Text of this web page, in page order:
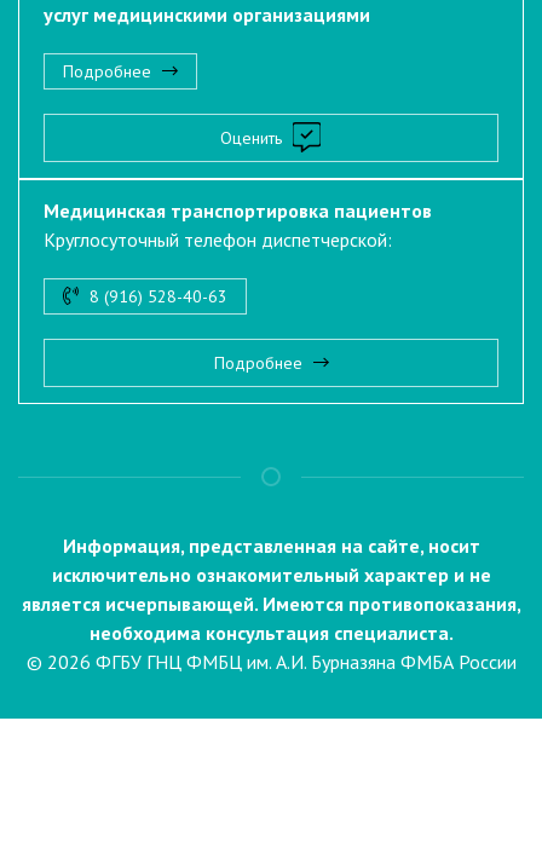
услуг медицинскими организациями
Подробнее
Оценить
Медицинская транспортировка пациентов
Круглосуточный телефон диспетчерской:
8 (916) 528-40-63
Подробнее
Информация, представленная на сайте, носит
исключительно ознакомительный характер и не
является исчерпывающей. Имеются противопоказания,
необходима консультация специалиста.
© 2026 ФГБУ ГНЦ ФМБЦ им. А.И. Бурназяна ФМБА России